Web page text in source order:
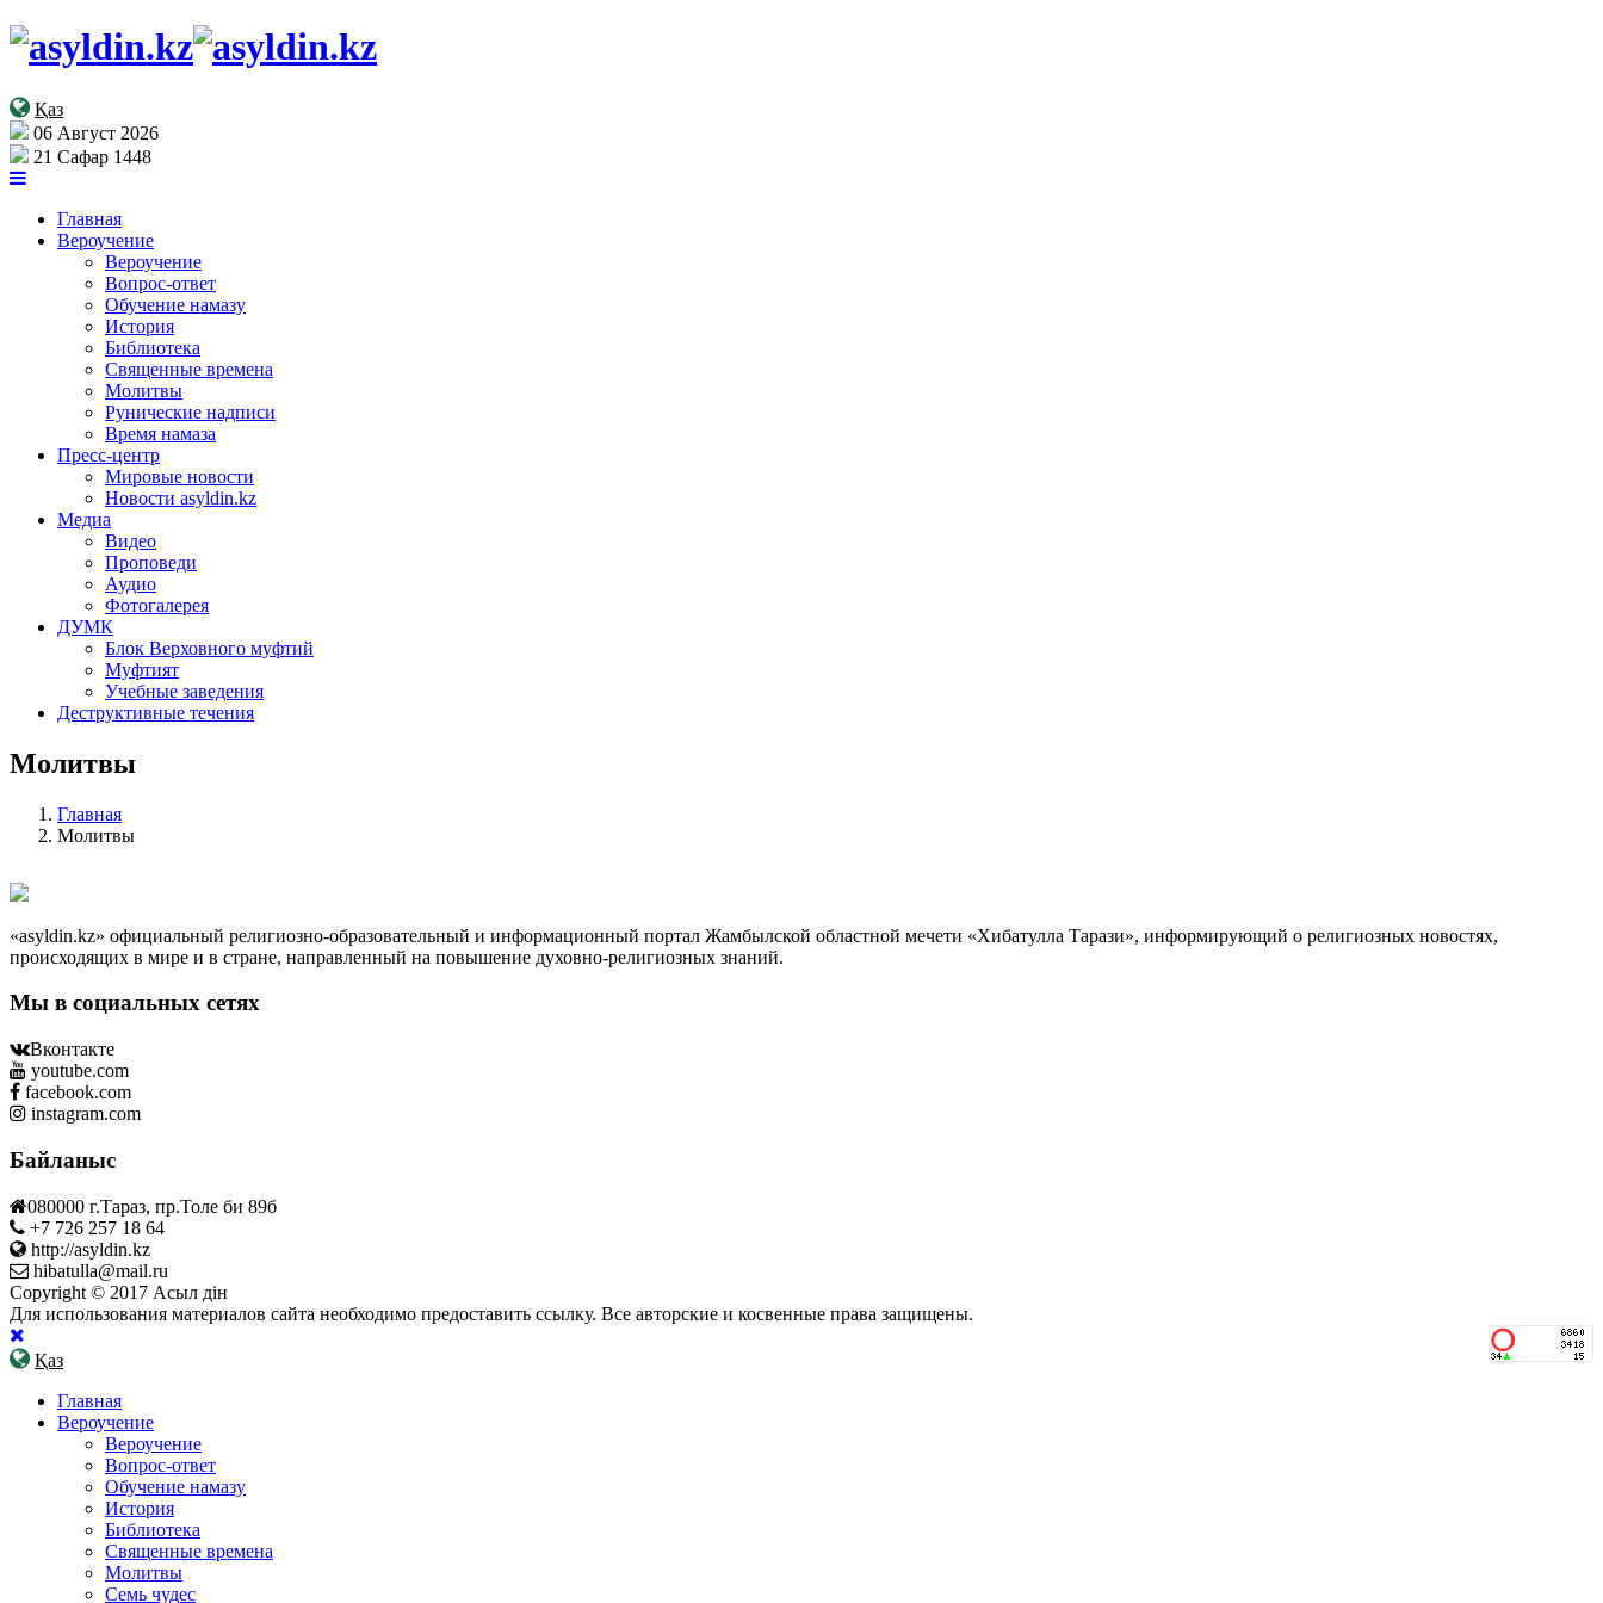
Қаз
06 Август 2026
21 Сафар 1448
Главная
Вероучение
Вероучение
Вопрос-ответ
Обучение намазу
История
Библиотека
Священные времена
Молитвы
Рунические надписи
Время намаза
Пресс-центр
Мировые новости
Новости asyldin.kz
Медиа
Видео
Проповеди
Аудио
Фотогалерея
ДУМК
Блок Верховного муфтий
Муфтият
Учебные заведения
Деструктивные течения
Молитвы
Главная
Молитвы
«asyldin.kz» официальный религиозно-образовательный и информационный портал Жамбылской областной мечети «Хибатулла Тарази», информирующий о религиозных новостях,
происходящих в мире и в стране, направленный на повышение духовно-религиозных знаний.
Мы в социальных сетях
Вконтакте
youtube.com
facebook.com
instagram.com
Байланыс
080000 г.Тараз, пр.Толе би 89б
+7 726 257 18 64
http://asyldin.kz
hibatulla@mail.ru
Copyright © 2017 Асыл дін
Для использования материалов сайта необходимо предоставить ссылку. Все авторские и косвенные права защищены.
Қаз
Главная
Вероучение
Вероучение
Вопрос-ответ
Обучение намазу
История
Библиотека
Священные времена
Молитвы
Семь чудес